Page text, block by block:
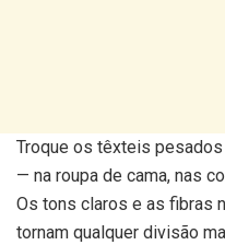
Troque os têxteis
— na roupa de cama, nas
Os tons claros e as fibras
tornam qualquer divisão